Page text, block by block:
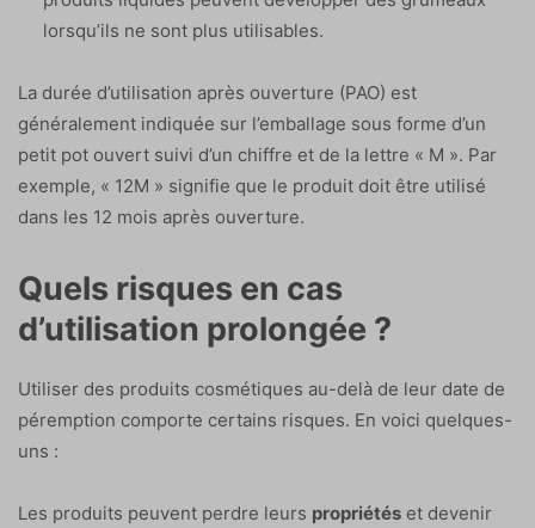
lorsqu’ils ne sont plus utilisables.
La durée d’utilisation après ouverture (PAO) est
généralement indiquée sur l’emballage sous forme d’un
petit pot ouvert suivi d’un chiffre et de la lettre « M ». Par
exemple, « 12M » signifie que le produit doit être utilisé
dans les 12 mois après ouverture.
Quels risques en cas
d’utilisation prolongée ?
Utiliser des produits cosmétiques au-delà de leur date de
péremption comporte certains risques. En voici quelques-
uns :
Les produits peuvent perdre leurs propriétés et devenir